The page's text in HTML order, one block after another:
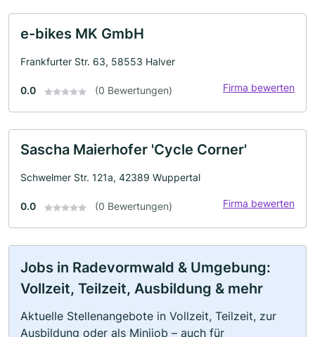
e-bikes MK GmbH
Frankfurter Str. 63, 58553 Halver
0.0 (0 Bewertungen) Firma bewerten
Sascha Maierhofer 'Cycle Corner'
Schwelmer Str. 121a, 42389 Wuppertal
0.0 (0 Bewertungen) Firma bewerten
Jobs in Radevormwald & Umgebung:
Vollzeit, Teilzeit, Ausbildung & mehr
Aktuelle Stellenangebote in Vollzeit, Teilzeit, zur
Ausbildung oder als Minijob – auch für